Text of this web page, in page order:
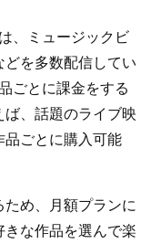
、ミュージックビ
を多数配信してい
ごとに課金をする
、話題のライブ映
ごとに購入可能
め、月額プランに
な作品を選んで楽